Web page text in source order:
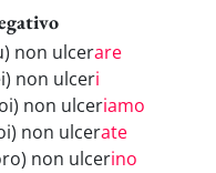
non ulcerare
non ulceri
non ulceriamo
non ulcerate
non ulcerino